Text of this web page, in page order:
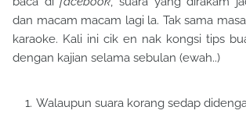
dan macam macam lagi la. Tak sama
karaoke. Kali ini cik en nak kongsi tips
dengan kajian selama sebulan (ewah..)
Walaupun suara korang sedap